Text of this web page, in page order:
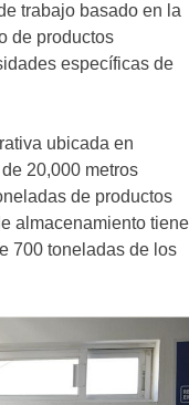
trabajo basado en la
de productos
específicas de
ubicada en
20,000 metros
de productos
almacenamiento tiene
700 toneladas de los